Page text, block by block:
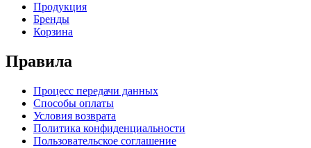
Продукция
Бренды
Корзина
Правила
Процесс передачи данных
Способы оплаты
Условия возврата
Политика конфиденциальности
Пользовательское соглашение